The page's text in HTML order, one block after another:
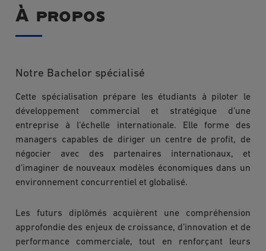
À propos
Notre Bachelor spécialisé
Cette spécialisation prépare les étudiants à piloter le
développement commercial et stratégique d’une
entreprise à l’échelle internationale. Elle forme des
managers capables de diriger un centre de profit, de
négocier avec des partenaires internationaux, et
d’imaginer de nouveaux modèles économiques dans un
environnement concurrentiel et globalisé.
Les futurs diplômés acquièrent une compréhension
approfondie des enjeux de croissance, d’innovation et de
performance commerciale, tout en renforçant leurs